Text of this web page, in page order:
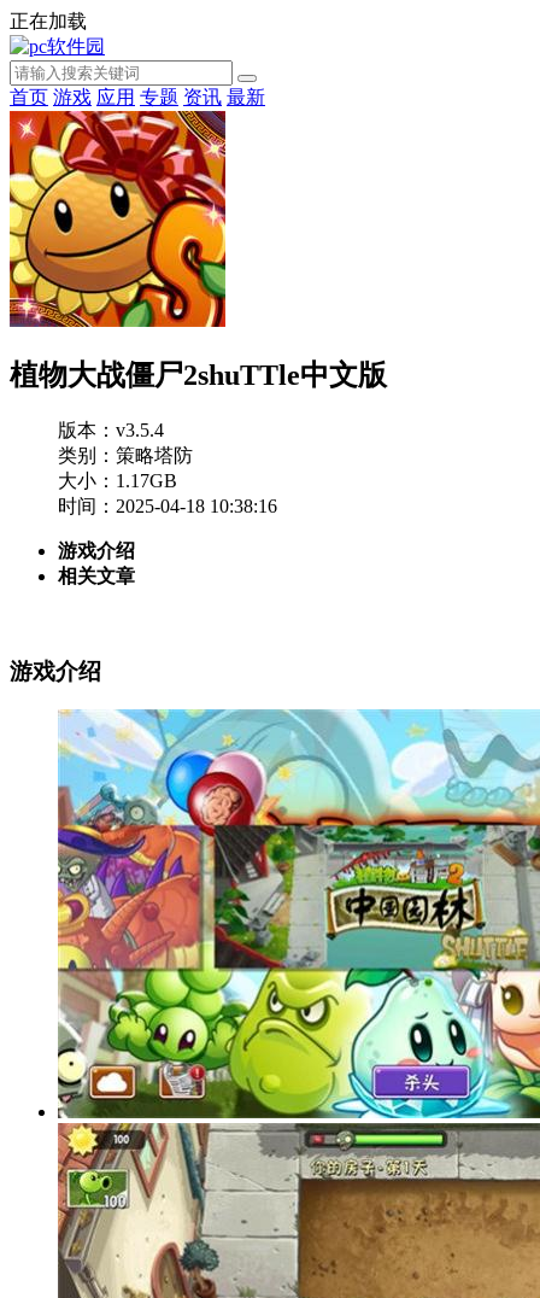
正在加载
首页 游戏 应用 专题 资讯 最新
植物大战僵尸2shuTTle中文版
版本：v3.5.4
类别：策略塔防
大小：1.17GB
时间：2025-04-18 10:38:16
游戏介绍
相关文章
游戏介绍